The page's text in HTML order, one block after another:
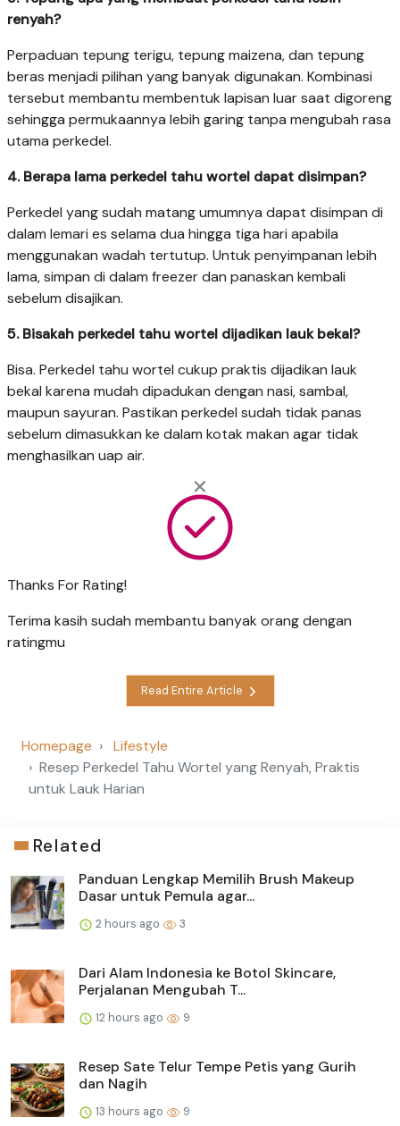
renyah?
Perpaduan tepung terigu, tepung maizena, dan tepung
beras menjadi pilihan yang banyak digunakan. Kombinasi
tersebut membantu membentuk lapisan luar saat digoreng
sehingga permukaannya lebih garing tanpa mengubah rasa
utama perkedel.
4. Berapa lama perkedel tahu wortel dapat disimpan?
Perkedel yang sudah matang umumnya dapat disimpan di
dalam lemari es selama dua hingga tiga hari apabila
menggunakan wadah tertutup. Untuk penyimpanan lebih
lama, simpan di dalam freezer dan panaskan kembali
sebelum disajikan.
5. Bisakah perkedel tahu wortel dijadikan lauk bekal?
Bisa. Perkedel tahu wortel cukup praktis dijadikan lauk
bekal karena mudah dipadukan dengan nasi, sambal,
maupun sayuran. Pastikan perkedel sudah tidak panas
sebelum dimasukkan ke dalam kotak makan agar tidak
menghasilkan uap air.
Thanks For Rating!
Terima kasih sudah membantu banyak orang dengan
ratingmu
Read Entire Article
Homepage
Lifestyle
Resep Perkedel Tahu Wortel yang Renyah, Praktis
untuk Lauk Harian
Related
Panduan Lengkap Memilih Brush Makeup
Dasar untuk Pemula agar...
2 hours ago 3
Dari Alam Indonesia ke Botol Skincare,
Perjalanan Mengubah T...
12 hours ago 9
Resep Sate Telur Tempe Petis yang Gurih
dan Nagih
13 hours ago 9